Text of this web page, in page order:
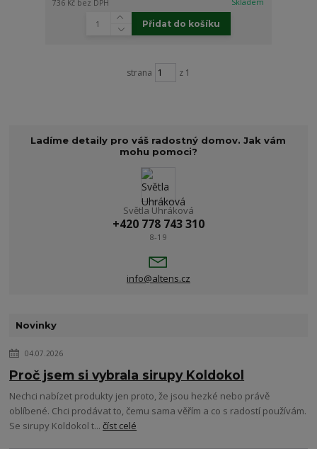
736 Kč bez DPH Skladem
Přidat do košíku
strana z 1
Ladíme detaily pro váš radostný domov. Jak vám
mohu pomoci?
Světla Uhráková
+420 778 743 310
8-19
info@altens.cz
Novinky
04.07.2026
Proč jsem si vybrala sirupy Koldokol
Nechci nabízet produkty jen proto, že jsou hezké nebo právě
oblíbené. Chci prodávat to, čemu sama věřím a co s radostí používám.
Se sirupy Koldokol t...číst celé